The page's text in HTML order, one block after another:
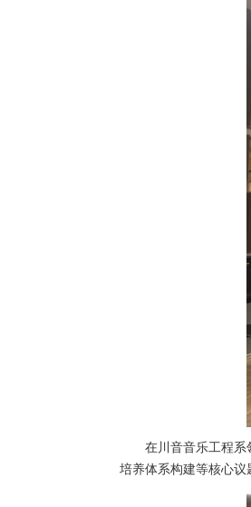
在川音音乐工程系
培养体系构建等核心议